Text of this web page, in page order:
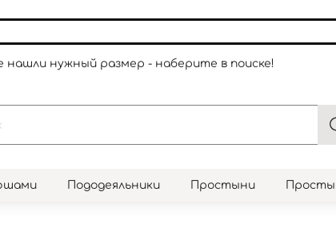
нашли нужный размер - наберите в поиске!
Пододеяльники Простыни